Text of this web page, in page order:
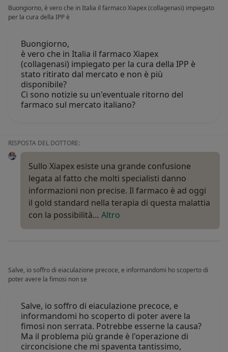
Buongiorno, è vero che in Italia il farmaco Xiapex (collagenasi) impiegato
per la cura della IPP è
Buongiorno,
è vero che in Italia il farmaco Xiapex
(collagenasi) impiegato per la cura della IPP è
stato ritirato dal mercato e non è più
disponibile?
Ci sono notizie su un'eventuale ritorno del
farmaco sul mercato italiano?
RISPOSTA DEL DOTTORE:
Sullo Xiapex esiste una grande confusione
legata al fatto che molti specialisti danno
informazioni non precise. Il farmaco è ad oggi
il gold standard nella terapia di questa malattia
con la possibilità… Altro
Salve, io soffro di eiaculazione precoce, e informandomi ho scoperto di
poter avere la fimosi non se
Salve, io soffro di eiaculazione precoce, e
informandomi ho scoperto di poter avere la
fimosi non serrata. Potrebbe esserne la causa?
Ma il problema più grande è l'operazione di
circoncisione che mi spaventa tantissimo,